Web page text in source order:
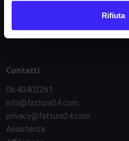
Rifiuta
Contatti
06.40402261
info@fattura24.com
privacy@fattura24.com
Assistenza